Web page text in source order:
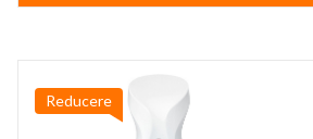
209,99 lei.
Reducere